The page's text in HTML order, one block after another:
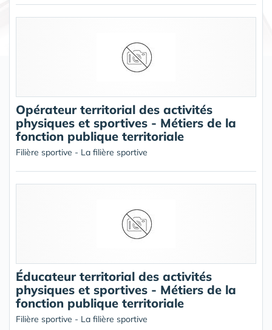
Opérateur territorial des activités
physiques et sportives - Métiers de la
fonction publique territoriale
Filière sportive - La filière sportive
Éducateur territorial des activités
physiques et sportives - Métiers de la
fonction publique territoriale
Filière sportive - La filière sportive